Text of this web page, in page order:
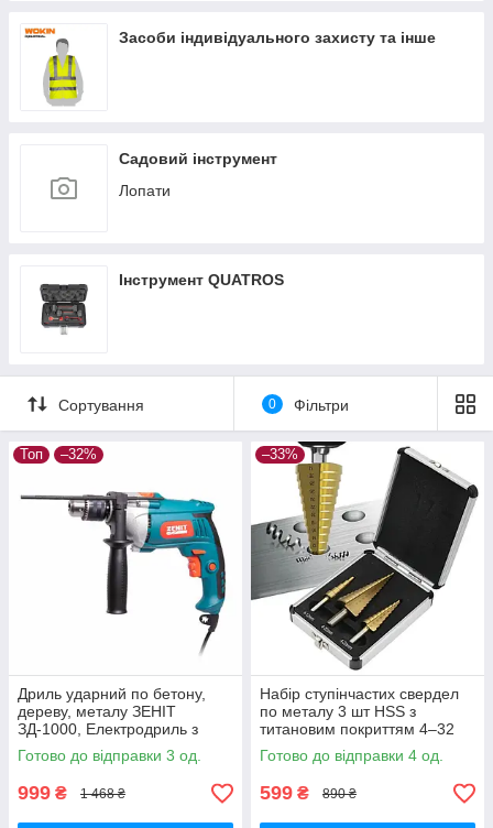
Засоби індивідуального захисту та інше
Садовий інструмент
Лопати
Інструмент QUATROS
Сортування 0 Фільтри
Топ –32%
Дриль ударний по бетону,
дереву, металу ЗЕНІТ
ЗД-1000, Електродриль з
регулюванням швидкості
Готово до відправки 3 од.
999 ₴ 1 468 ₴
–33%
Набір ступінчастих свердел
по металу 3 шт HSS з
титановим покриттям 4–32
мм у кейсі
Готово до відправки 4 од.
599 ₴ 890 ₴